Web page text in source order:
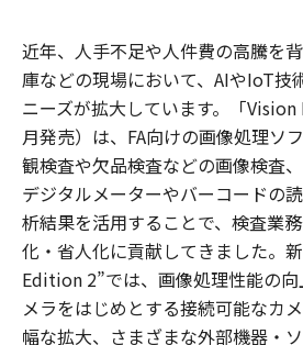
近年、人手不足や人件費の高騰を
庫などの現場において、AIやIoT技
ニーズが拡大しています。「
月発売）は、FA向けの画像処理ソ
観検査や欠品検査などの画像検査
デジタルメーターやバーコードの
析結果を活用することで、検査業
化・省人化に貢献してきました。
Edition 2”では、画像処理性能の
メラをはじめとする接続可能なカ
幅な拡大、さまざまな外部機器・